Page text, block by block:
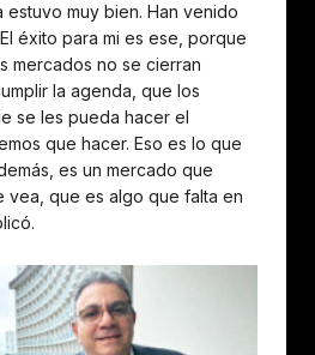
estuvo muy bien. Han venido
éxito para mi es ese, porque
mercados no se cierran
la agenda, que los
se les pueda hacer el
que hacer. Eso es lo que
es un mercado que
vea, que es algo que falta en